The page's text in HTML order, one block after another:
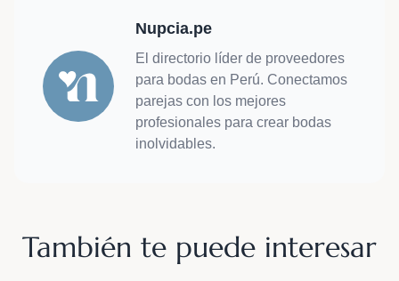
Nupcia.pe
El directorio líder de proveedores
para bodas en Perú. Conectamos
parejas con los mejores
profesionales para crear bodas
inolvidables.
También te puede interesar